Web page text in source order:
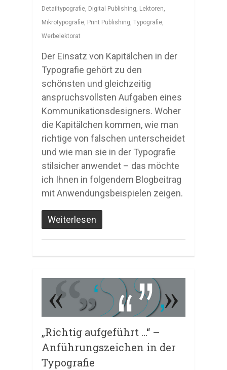
Detailtypografie Digital Publishing Lektoren
Mikrotypografie Print Publishing Typografie
Werbelektorat
Der Einsatz von Kapitälchen in der
Typografie gehört zu den
schönsten und gleichzeitig
anspruchsvollsten Aufgaben eines
Kommunikationsdesigners. Woher
die Kapitälchen kommen, wie man
richtige von falschen unterscheidet
und wie man sie in der Typografie
stilsicher anwendet – das möchte
ich Ihnen in folgendem Blogbeitrag
mit Anwendungsbeispielen zeigen.
Weiterlesen
„Richtig aufgeführt …“ –
Anführungszeichen in der
Typografie